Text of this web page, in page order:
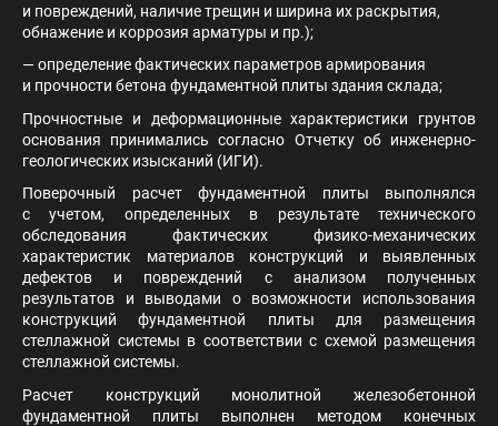
и повреждений, наличие трещин и ширина их раскрытия,
обнажение и коррозия арматуры и пр.);
— определение фактических параметров армирования
и прочности бетона фундаментной плиты здания склада;
Прочностные и деформационные характеристики грунтов
основания принимались согласно Отчетку об инженерно-
геологических изысканий (ИГИ).
Поверочный расчет фундаментной плиты выполнялся
с учетом, определенных в результате технического
обследования фактических физико-механических
характеристик материалов конструкций и выявленных
дефектов и повреждений с анализом полученных
результатов и выводами о возможности использования
конструкций фундаментной плиты для размещения
стеллажной системы в соответствии с схемой размещения
стеллажной системы.
Расчет конструкций монолитной железобетонной
фундаментной плиты выполнен методом конечных